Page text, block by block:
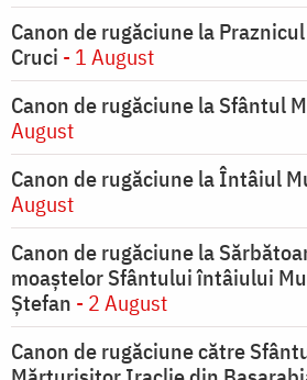
Canon de rugăciune la
Cruci - 1 August
Canon de rugăciune la Sfântul
August
Canon de rugăciune la Întâiul
August
Canon de rugăciune la
moaştelor Sfântului întâiului
Ştefan - 2 August
Canon de rugăciune către